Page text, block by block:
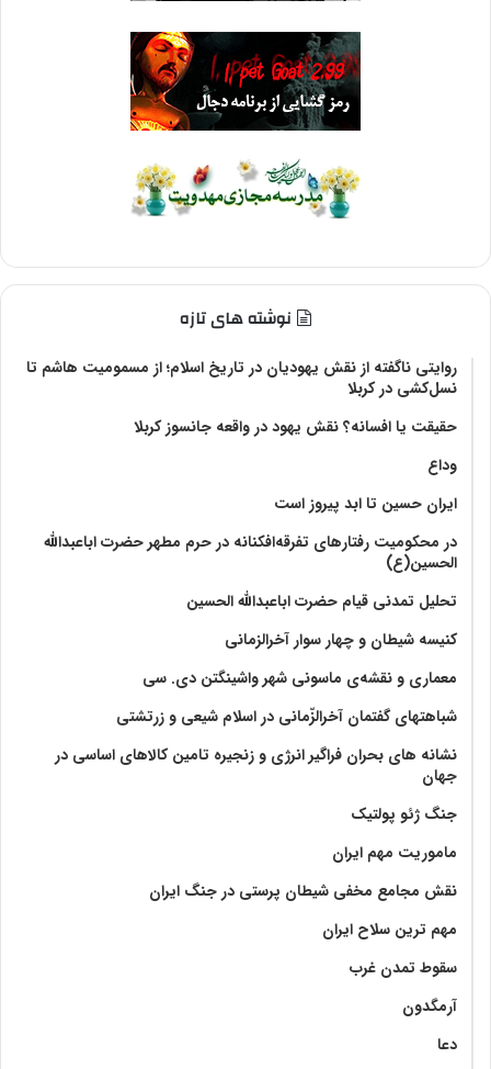
نوشته های تازه
روایتی ناگفته از نقش یهودیان در تاریخ اسلام؛ از مسمومیت هاشم تا
نسل‌کشی در کربلا
حقیقت یا افسانه؟‌ نقش یهود در واقعه جانسوز کربلا
وداع
ایران حسین تا ابد پیروز است
در محکومیت رفتارهای تفرقه‌افکنانه در حرم مطهر حضرت اباعبدالله
الحسین(ع)
تحلیل تمدنی قیام حضرت اباعبدالله الحسین
کنیسه شیطان و چهار سوار آخرالزمانی
معماری و نقشه‌ی ماسونی شهر واشينگتن دی. سی
شباهتهای گفتمان آخر‌الزّمانی در اسلام شیعی و زرتشتی
نشانه های بحران فراگیر انرژی و زنجیره تامین کالاهای اساسی در
جهان
جنگ ژئو پولتیک
ماموریت مهم ایران
نقش مجامع مخفی شیطان پرستی در جنگ ایران
مهم ترین سلاح ایران
سقوط تمدن غرب
آرمگدون
دعا